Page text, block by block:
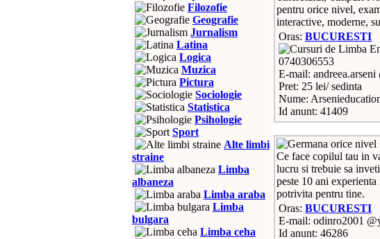
Filozofie
Geografie
Jurnalism
Latina
Logica
Muzica
Pictura
Sociologie
Statistica
Psihologie
Sport
Alte limbi
straine
Limba
albaneza
Limba araba
Limba
bulgara
Limba ceha
pentru orice nivel,
interactive, moderne,
Oras: BUCURESTI
0740306553
E-mail:
Pret: 25 lei/ sedinta
Nume:
Id anunt: 41409
Ce face copilul tau in
lucru si trebuie sa
peste 10 ani
potrivita pentru tine.
Oras: BUCURESTI
E-mail: odinro2001
Id anunt: 46286